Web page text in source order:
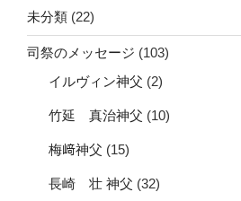
ン
未分類 (22)
司祭のメッセージ (103)
イルヴィン神父 (2)
竹延 真治神父 (10)
梅﨑神父 (15)
長崎 壮 神父 (32)